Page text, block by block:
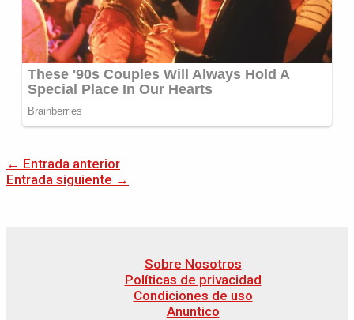
← Entrada anterior
Entrada siguiente →
Sobre Nosotros
Políticas de privacidad
Condiciones de uso
Anuntico